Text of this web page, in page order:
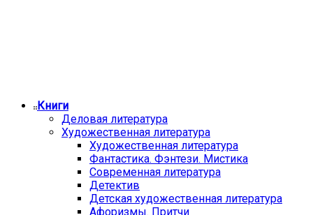
Книги
Деловая литература
Художественная литература
Художественная литература
Фантастика. Фэнтези. Мистика
Современная литература
Детектив
Детская художественная литература
Афоризмы. Притчи